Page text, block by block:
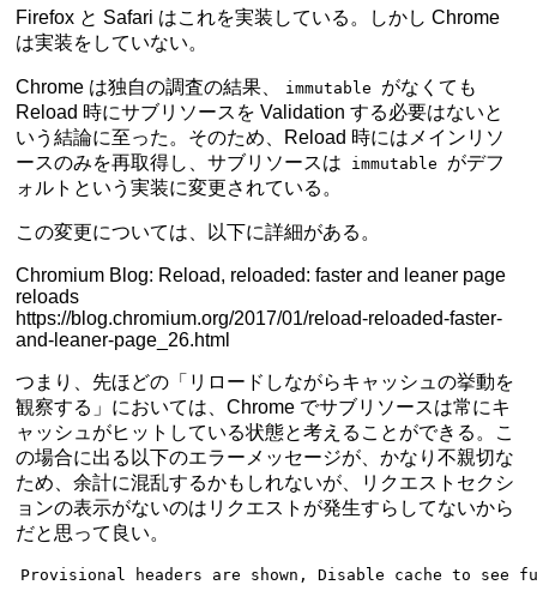
Firefox と Safari はこれを実装している。しかし Chrome
は実装をしていない。
Chrome は独自の調査の結果、 immutable
がなくても
Reload 時にサブリソースを Validation する必要はないと
いう結論に至った。そのため、Reload 時にはメインリソ
ースのみを再取得し、サブリソースは
immutable
がデフ
ォルトという実装に変更されている。
この変更については、以下に詳細がある。
Chromium Blog: Reload, reloaded: faster and leaner page
reloads
https://blog.chromium.org/2017/01/reload-reloaded-faster-
and-leaner-page_26.html
つまり、先ほどの「リロードしながらキャッシュの挙動を
観察する」においては、Chrome でサブリソースは常にキ
ャッシュがヒットしている状態と考えることができる。こ
の場合に出る以下のエラーメッセージが、かなり不親切な
ため、余計に混乱するかもしれないが、リクエストセクシ
ョンの表示がないのはリクエストが発生すらしてないから
だと思って良い。
Provisional headers are shown, Disable cache to see